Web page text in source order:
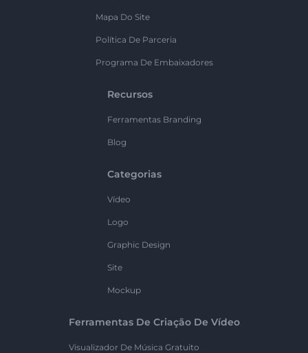
Mapa Do Site
Política De Parceria
Programa De Embaixadores
Recursos
Ferramentas Branding
Blog
Categorias
Vídeo
Logo
Graphic Design
Site
Mockup
Ferramentas De Criação De Vídeo
Visualizador De Música Gratuito